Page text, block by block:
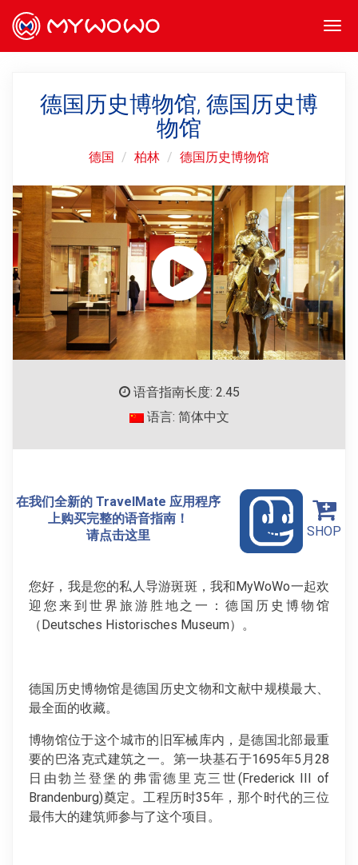
德国历史博物馆, 德国历史博
物馆
德国 柏林 德国历史博物馆
语音指南长度: 2.45
语言: 简体中文
在我们全新的 TravelMate 应用程序
上购买完整的语音指南！
请点击这里
SHOP
您好，我是您的私人导游斑斑，我和MyWoWo一起欢
迎您来到世界旅游胜地之一：德国历史博物馆
（Deutsches Historisches Museum）。
德国历史博物馆是德国历史文物和文献中规模最大、
最全面的收藏。
博物馆位于这个城市的旧军械库内，是德国北部最重
要的巴洛克式建筑之一。第一块基石于1695年5月28
日由勃兰登堡的弗雷德里克三世(Frederick III of
Brandenburg)奠定。工程历时35年，那个时代的三位
最伟大的建筑师参与了这个项目。